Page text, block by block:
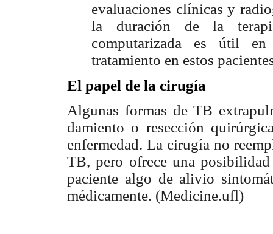
evaluaciones clínicas y
la duración de la
computarizada es útil
tratamiento en estos
El papel de la cirugía
Algunas formas de TB
damiento o resección
enfermedad. La cirugía no
TB, pero ofrece una
paciente algo de alivio
médicamente. (Medicine.ufl)